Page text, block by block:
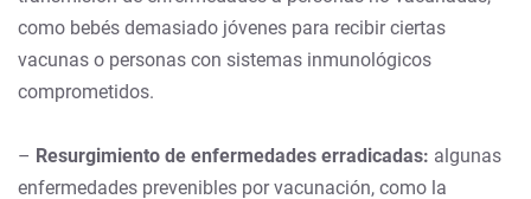
como bebés demasiado jóvenes para recibir ciertas
vacunas o personas con sistemas inmunológicos
comprometidos.
– Resurgimiento de enfermedades erradicadas: algunas
enfermedades prevenibles por vacunación, como la